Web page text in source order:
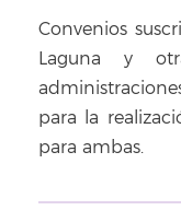
Convenios
Laguna y
para la
para ambas.